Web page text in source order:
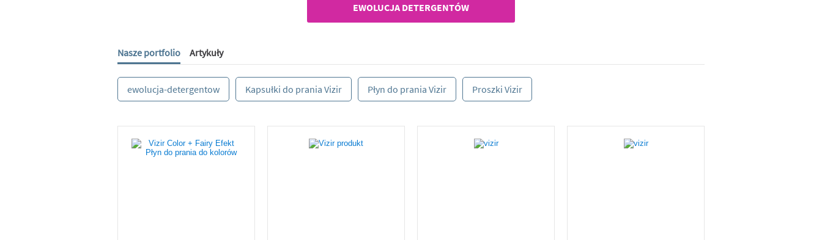
EWOLUCJA DETERGENTÓW
Nasze portfolio Artykuły
ewolucja-detergentow Kapsułki do prania Vizir Płyn do prania Vizir Proszki Vizir